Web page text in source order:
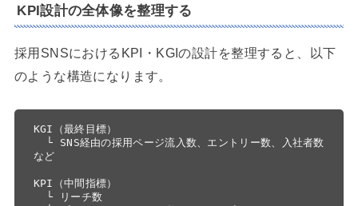
KPI設計の全体像を整理する
採用SNSにおけるKPI・KGIの設計を整理すると、以下
のような構造になります。
KGI（最終目標）
など
KPI（中間指標）